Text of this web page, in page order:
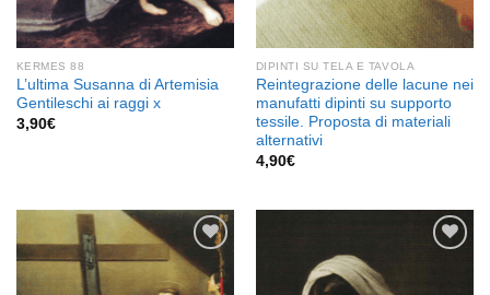
KERMES 88
L’ultima Susanna di Artemisia
Gentileschi ai raggi x
3,90€
DIPINTI SU TELA E TAVOLA
Reintegrazione delle lacune nei
manufatti dipinti su supporto
tessile. Proposta di materiali
alternativi
4,90€